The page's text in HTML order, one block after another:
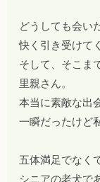
どうしても会い
快く引き受けて
そして、そこま
里親さん。
本当に素敵な出
一瞬だったけど
五体満足でなく
シニアの老犬で